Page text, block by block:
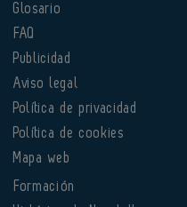
Glosario
FAQ
Publicidad
Aviso legal
Política de privacidad
Política de cookies
Mapa web
Formación